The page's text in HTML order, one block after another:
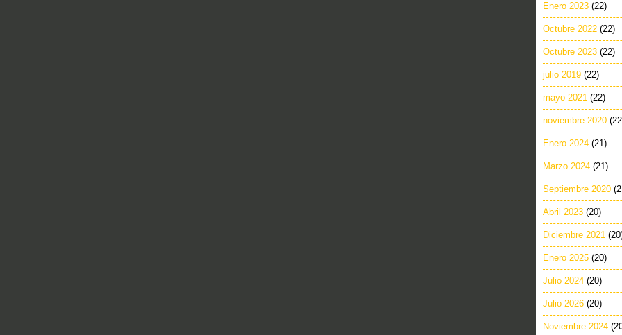
Enero 2023 (22)
Octubre 2022 (22)
Octubre 2023 (22)
julio 2019 (22)
mayo 2021 (22)
noviembre 2020
Enero 2024 (21)
Marzo 2024 (21)
Septiembre 2020
Abril 2023 (20)
Diciembre 2021
Enero 2025 (20)
Julio 2024 (20)
Julio 2026 (20)
Noviembre 2024